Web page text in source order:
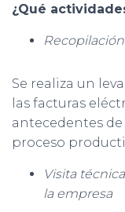
¿Qué
Se realiza un
las facturas
antecedentes de
proceso
Visita
la empresa